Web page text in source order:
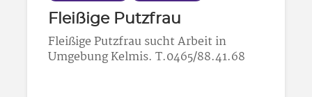
Fleißige Putzfrau
Fleißige Putzfrau sucht Arbeit in
Umgebung Kelmis. T.0465/88.41.68